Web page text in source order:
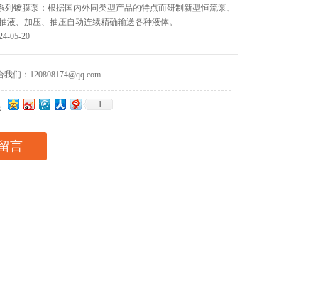
列镀膜泵：根据国内外同类型产品的特点而研制新型恒流泵、
液、加压、抽压自动连续精确输送各种液体。
05-20
我们：120808174@qq.com
1
言